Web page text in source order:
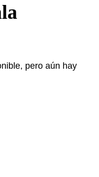
pero aún hay